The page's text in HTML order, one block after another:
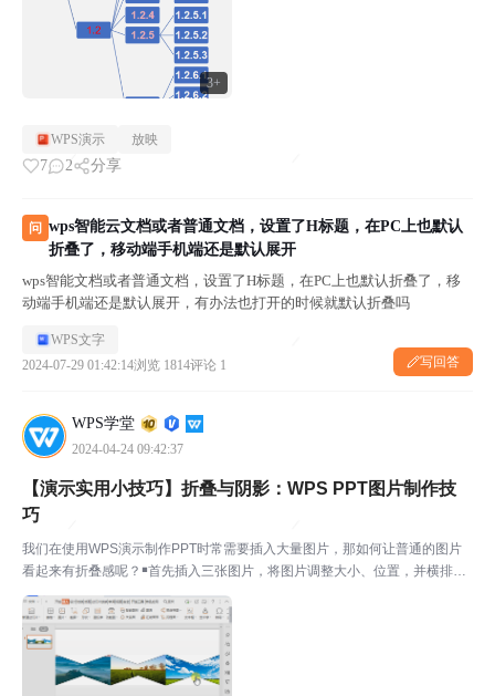
3+
WPS演示 放映
7 2 分享
问 wps智能云文档或者普通文档，设置了H标题，在PC上也默认
折叠了，移动端手机端还是默认展开
wps智能文档或者普通文档，设置了H标题，在PC上也默认折叠了，移
动端手机端还是默认展开，有办法也打开的时候就默认折叠吗
WPS文字
2024-07-29 01:42:14浏览 1814评论 1 写回答
WPS学堂
2024-04-24 09:42:37
【演示实用小技巧】折叠与阴影：WPS PPT图片制作技
巧
我们在使用WPS演示制作PPT时常需要插入大量图片，那如何让普通的图片
看起来有折叠感呢？￭首先插入三张图片，将图片调整大小、位置，并横排排
列。￭点击上方菜单栏插入-形状-等腰三角形。点击填充设置为白色，点击轮
廓设置为无线条，点击形状效果-阴影设置为向上偏移...